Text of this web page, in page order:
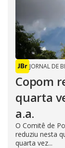
JORNAL DE
Copom
quarta
a.a.
O Comitê de
reduziu nesta
quarta vez...